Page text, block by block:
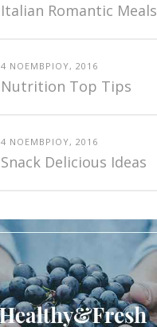
Italian Romantic Meals
4 ΝΟΕΜΒΡΊΟΥ, 2016
Nutrition Top Tips
4 ΝΟΕΜΒΡΊΟΥ, 2016
Snack Delicious Ideas